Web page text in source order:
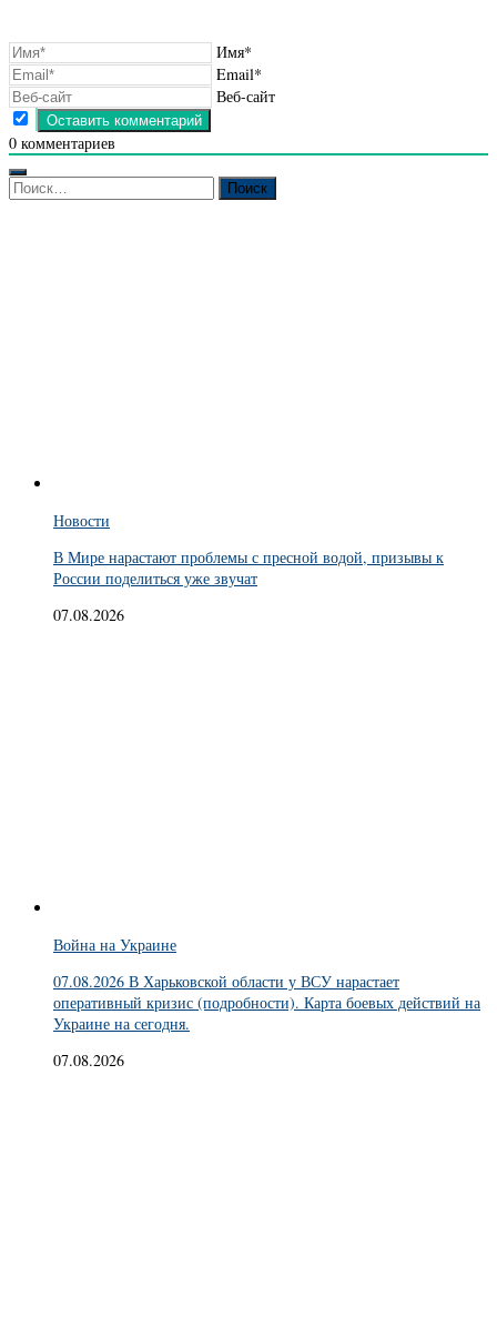
Имя*
Email*
Веб-сайт
0 комментариев
Найти:
Новости
В Мире нарастают проблемы с пресной водой, призывы к
России поделиться уже звучат
07.08.2026
Война на Украине
07.08.2026 В Харьковской области у ВСУ нарастает
оперативный кризис (подробности). Карта боевых действий на
Украине на сегодня.
07.08.2026